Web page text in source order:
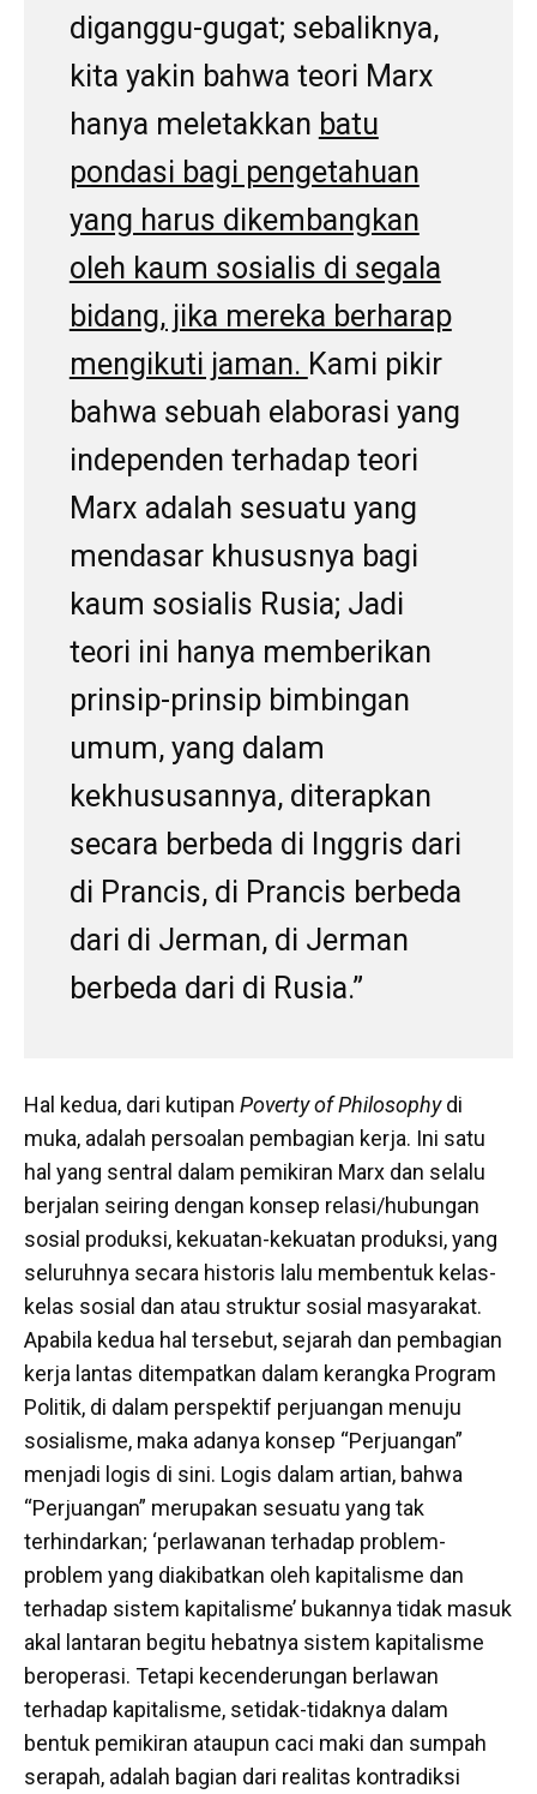
diganggu-gugat; sebaliknya,
kita yakin bahwa teori Marx
hanya meletakkan batu
pondasi bagi pengetahuan
yang harus dikembangkan
oleh kaum sosialis di segala
bidang, jika mereka berharap
mengikuti jaman. Kami pikir
bahwa sebuah elaborasi yang
independen terhadap teori
Marx adalah sesuatu yang
mendasar khususnya bagi
kaum sosialis Rusia; Jadi
teori ini hanya memberikan
prinsip-prinsip bimbingan
umum, yang dalam
kekhususannya, diterapkan
secara berbeda di Inggris dari
di Prancis, di Prancis berbeda
dari di Jerman, di Jerman
berbeda dari di Rusia.”
Hal kedua, dari kutipan Poverty of Philosophydi
muka, adalah persoalan pembagian kerja. Ini satu
hal yang sentral dalam pemikiran Marx dan selalu
berjalan seiring dengan konsep relasi/hubungan
sosial produksi, kekuatan-kekuatan produksi, yang
seluruhnya secara historis lalu membentuk kelas-
kelas sosial dan atau struktur sosial masyarakat.
Apabila kedua hal tersebut, sejarah dan pembagian
kerja lantas ditempatkan dalam kerangka Program
Politik, di dalam perspektif perjuangan menuju
sosialisme, maka adanya konsep “Perjuangan”
menjadi logis di sini. Logis dalam artian, bahwa
“Perjuangan” merupakan sesuatu yang tak
terhindarkan; ‘perlawanan terhadap problem-
problem yang diakibatkan oleh kapitalisme dan
terhadap sistem kapitalisme’ bukannya tidak masuk
akal lantaran begitu hebatnya sistem kapitalisme
beroperasi. Tetapi kecenderungan berlawan
terhadap kapitalisme, setidak-tidaknya dalam
bentuk pemikiran ataupun caci maki dan sumpah
serapah, adalah bagian dari realitas kontradiksi